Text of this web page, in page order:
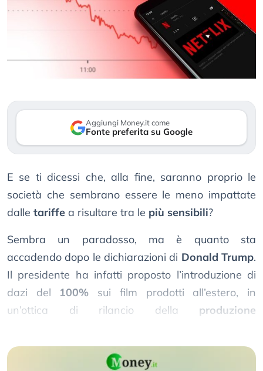
Aggiungi Money.it come
Fonte preferita su Google
E se ti dicessi che, alla fine, saranno proprio le
società che sembrano essere le meno impattate
dalle tariffe a risultare tra le più sensibili?
Sembra un paradosso, ma è quanto sta
accadendo dopo le dichiarazioni di Donald Trump.
Il presidente ha infatti proposto l’introduzione di
dazi del 100% sui film prodotti all’estero, in
un’ottica di rilancio della produzione